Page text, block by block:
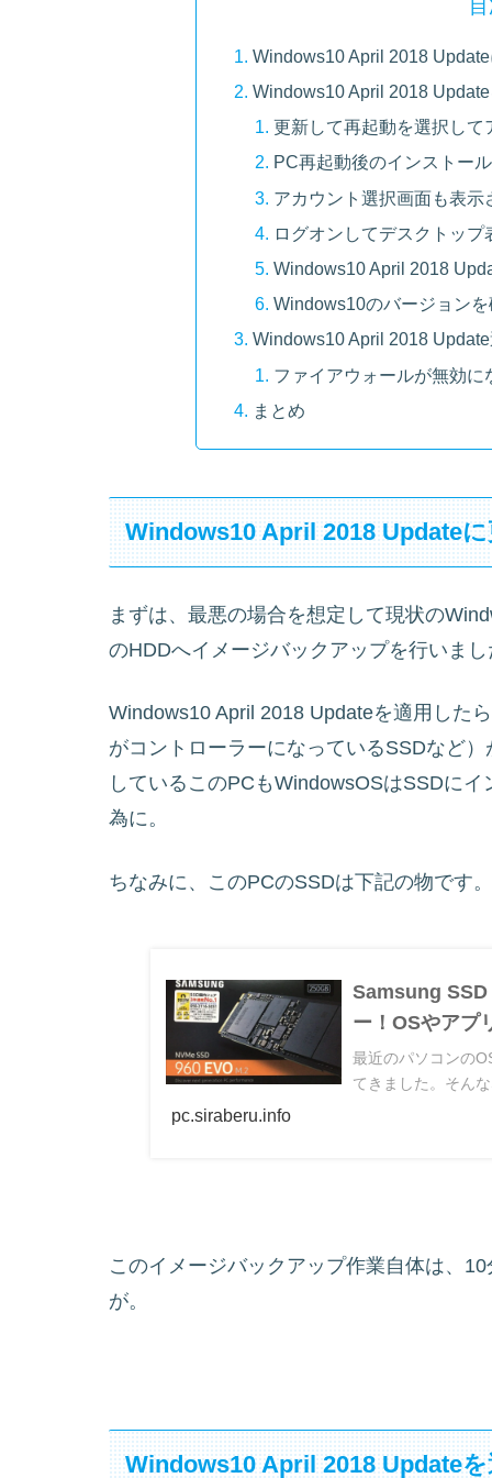
Windows10 April 2018
Windows10 April 2018
更新して再起動を選択して
PC再起動後のインストー
アカウント選択画面も表示
ログオンしてデスクトッ
Windows10 April 2018
Windows10のバージョン
Windows10 April 2018
ファイアウォールが無効に
まとめ
Windows10 April 2018 Update
まずは、最悪の場合を想定して現状の
のHDDへイメージバックアップを行いまし
Windows10 April 2018 Updateを適用した
がコントローラーになっているSSDなど
しているこのPCもWindowsOSはSSDに
為に。
ちなみに、このPCのSSDは下記の物です。
Samsung SSD
ー！OSやアプ
最近のパソコンの
てきました。そん
pc.siraberu.info
このイメージバックアップ作業自体は、
が。
Windows10 April 2018 Update